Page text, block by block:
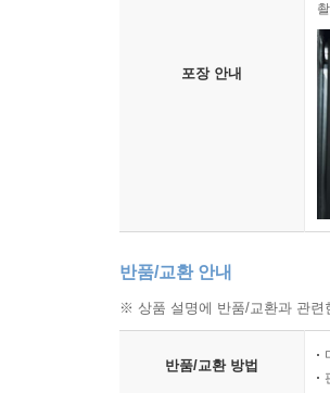
포장 안내
반품/교환 안내
※ 상품 설명에 반품/교환과 관련
반품/교환 방법